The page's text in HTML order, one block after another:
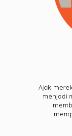
Ajak
menjadi